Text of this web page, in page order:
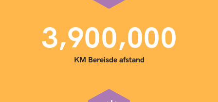
3,900,000
KM Bereisde afstand